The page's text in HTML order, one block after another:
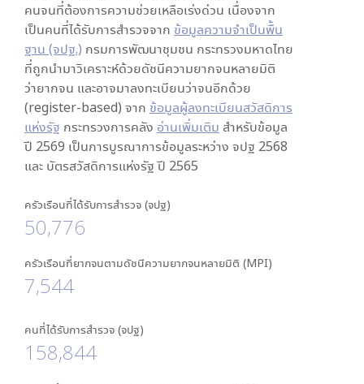
คนจนที่ต้องการความช่วยเหลือเร่งด่วน เนื่องจาก
เป็นคนที่ได้รับการสำรวจจาก ข้อมูลความจำเป็นพื้น
ฐาน (จปฐ.) กรมการพัฒนาชุมชน กระทรวงมหาดไทย
ที่ถูกนำมาวิเคราะห์ด้วยดัชนีความยากจนหลายมิติ
ว่ายากจน และอาจมาลงทะเบียนว่าจนอีกด้วย
(register-based) จาก ข้อมูลผู้ลงทะเบียนสวัสดิการ
แห่งรัฐ กระทรวงการคลัง อ่านเพิ่มเติม สำหรับข้อมูล
ปี 2569 เป็นการบูรณาการข้อมูลระหว่าง จปฐ 2568
และ บัตรสวัสดิการแห่งรัฐ ปี 2565
ครัวเรือนที่ได้รับการสำรวจ (จปฐ)
50,776
ครัวเรือนที่ยากจนตามดัชนีความยากจนหลายมิติ (MPI)
7,544
คนที่ได้รับการสำรวจ (จปฐ)
158,844